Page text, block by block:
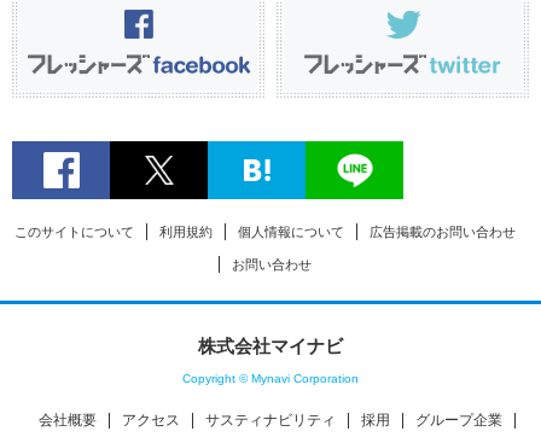
このサイトについて 利用規約 個人情報について 広告掲載のお問い合わせ
お問い合わせ
株式会社マイナビ
Copyright © Mynavi Corporation
会社概要 アクセス サスティナビリティ 採用 グループ企業